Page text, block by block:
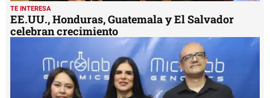
TE INTERESA
EE.UU., Honduras, Guatemala y El Salvador
celebran crecimiento